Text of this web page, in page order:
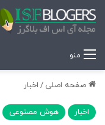
منو
صفحه اصلی / اخبار
اخبار هوش مصنوعی